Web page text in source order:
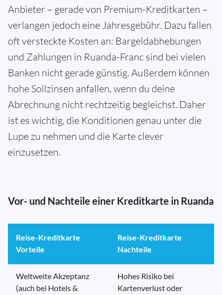
Anbieter – gerade von Premium-Kreditkarten –
verlangen jedoch eine Jahresgebühr. Dazu fallen
oft versteckte Kosten an: Bargeldabhebungen
und Zahlungen in Ruanda-Franc sind bei vielen
Banken nicht gerade günstig. Außerdem können
hohe Sollzinsen anfallen, wenn du deine
Abrechnung nicht rechtzeitig begleichst. Daher
ist es wichtig, die Konditionen genau unter die
Lupe zu nehmen und die Karte clever
einzusetzen.
Vor- und Nachteile einer Kreditkarte in Ruanda
Reise-Kreditkarte
Vorteile
Reise-Kreditkarte
Nachteile
Weltweite Akzeptanz
(auch bei Hotels &
Hohes Risiko bei
Kartenverlust oder